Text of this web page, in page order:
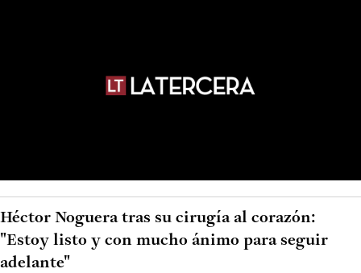
Héctor Noguera tras su cirugía al corazón:
"Estoy listo y con mucho ánimo para seguir
adelante"